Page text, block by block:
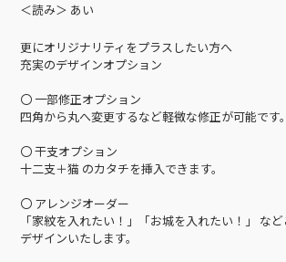
＜読み＞ あい
更にオリジナリティをプラスしたい方へ
充実のデザインオプション
〇 一部修正オプション
四角から丸へ変更するなど軽微な修正が可能です。
〇 干支オプション
十二支＋猫 のカタチを挿入できます。
〇 アレンジオーダー
「家紋を入れたい！」「お城を入れたい！」 な
デザインいたします。